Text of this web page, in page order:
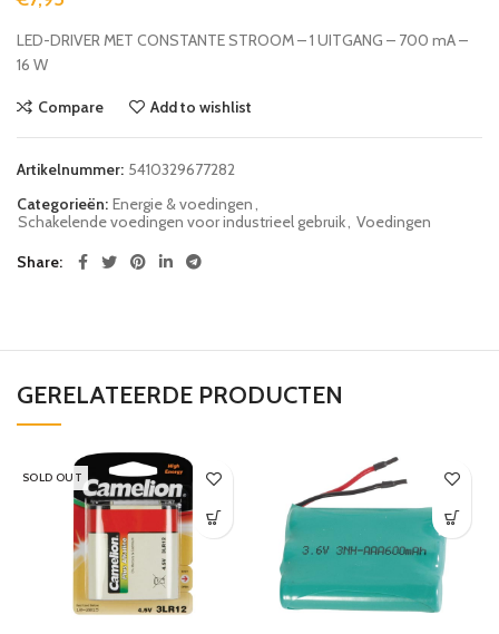
LED-DRIVER MET CONSTANTE STROOM – 1 UITGANG – 700 mA –
16 W
Compare Add to wishlist
Artikelnummer: 5410329677282
Categorieën: Energie & voedingen
Schakelende voedingen voor industrieel gebruik Voedingen
Share
GERELATEERDE PRODUCTEN
SOLD OUT